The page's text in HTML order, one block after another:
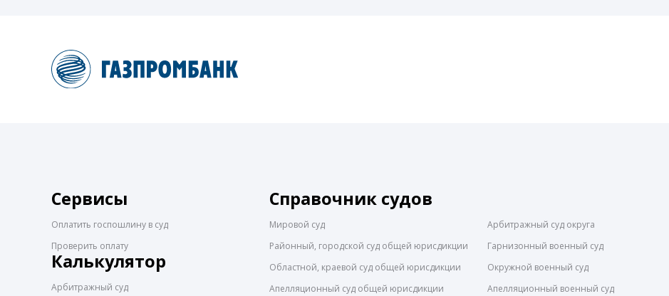
Сервисы
Оплатить госпошлину в суд
Проверить оплату
Калькулятор
Арбитражный суд
Справочник судов
Мировой суд
Районный, городской суд общей юрисдикции
Областной, краевой суд общей юрисдикции
Апелляционный суд общей юрисдикции
Арбитражный суд округа
Гарнизонный военный суд
Окружной военный суд
Апелляционный военный суд